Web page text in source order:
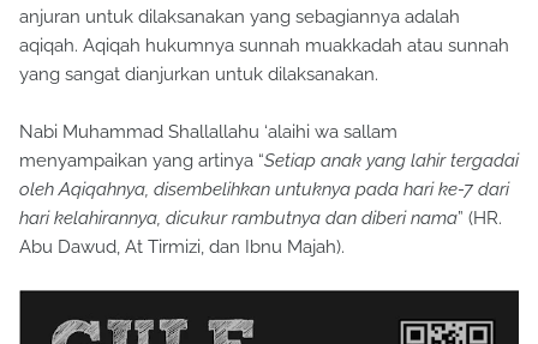
anjuran untuk dilaksanakan yang sebagiannya adalah
aqiqah. Aqiqah hukumnya sunnah muakkadah atau sunnah
yang sangat dianjurkan untuk dilaksanakan.
Nabi Muhammad Shallallahu ‘alaihi wa sallam
menyampaikan yang artinya “Setiap anak yang lahir tergadai
oleh Aqiqahnya, disembelihkan untuknya pada hari ke-7 dari
hari kelahirannya, dicukur rambutnya dan diberi nama” (HR.
Abu Dawud, At Tirmizi, dan Ibnu Majah).